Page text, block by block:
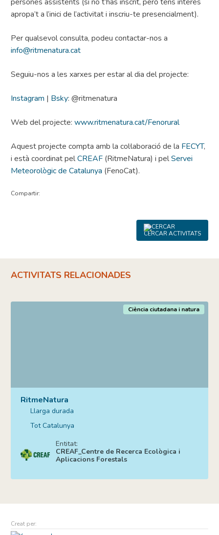
apropa’t a l’inici de l’activitat i inscriu-te presencialment).
Per qualsevol consulta, podeu contactar-nos a
info@ritmenatura.cat
Seguiu-nos a les xarxes per estar al dia del projecte:
Instagram | Bsky: @ritmenatura
Web del projecte:www.ritmenatura.cat/Fenorural
Aquest projecte compta amb la col·laboració de la FECYT,
i està coordinat pelCREAF (RitmeNatura) i pelServei
Meteorològic de Catalunya (FenoCat).
Compartir:
CERCAR ACTIVITATS
ACTIVITATS RELACIONADES
RitmeNatura
Llarga durada
Tot Catalunya
Ciència ciutadana i natura
Entitat:
CREAF_Centre de Recerca Ecològica i
Aplicacions Forestals
Creat per: